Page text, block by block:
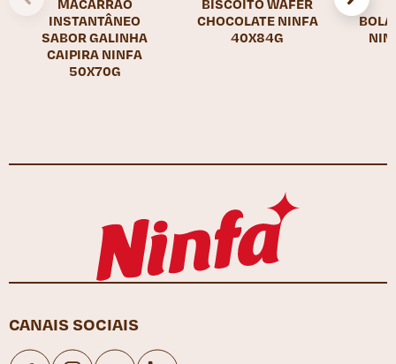
MACARRÃO
INSTANTÂNEO
SABOR GALINHA
CAIPIRA NINFA
50X70G
BISCOITO WAFER
CHOCOLATE NINFA
40X84G
CANAIS SOCIAIS